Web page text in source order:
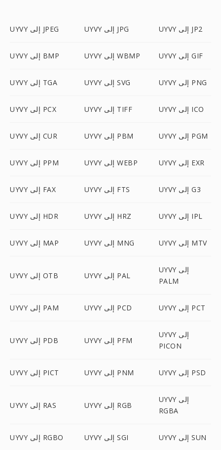
UYVY إلى JPEG UYVY إلى JPG UYVY إلى JP2
UYVY إلى BMP UYVY إلى WBMP UYVY إلى GIF
UYVY إلى TGA UYVY إلى SVG UYVY إلى PNG
UYVY إلى PCX UYVY إلى TIFF UYVY إلى ICO
UYVY إلى CUR UYVY إلى PBM UYVY إلى PGM
UYVY إلى PPM UYVY إلى WEBP UYVY إلى EXR
UYVY إلى FAX UYVY إلى FTS UYVY إلى G3
UYVY إلى HDR UYVY إلى HRZ UYVY إلى IPL
UYVY إلى MAP UYVY إلى MNG UYVY إلى MTV
UYVY إلى OTB UYVY إلى PAL
UYVY إلى
PALM
UYVY إلى PAM UYVY إلى PCD UYVY إلى PCT
UYVY إلى PDB UYVY إلى PFM
UYVY إلى
PICON
UYVY إلى PICT UYVY إلى PNM UYVY إلى PSD
UYVY إلى RAS UYVY إلى RGB
UYVY إلى
RGBA
UYVY إلى RGBO UYVY إلى SGI UYVY إلى SUN